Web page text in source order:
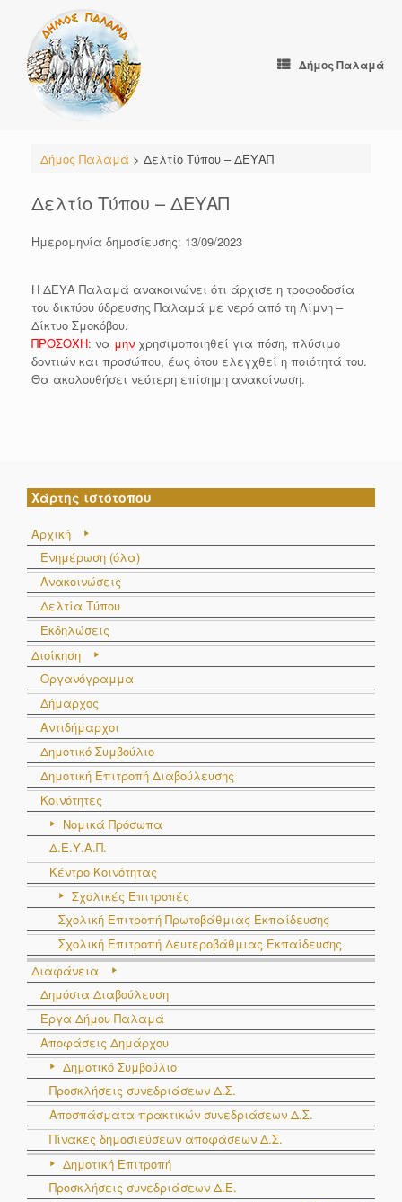
content
Δήμος Παλαμά
Δήμος Παλαμά > Δελτίο Τύπου – ΔΕΥΑΠ
Δελτίο Τύπου – ΔΕΥΑΠ
Ημερομηνία δημοσίευσης: 13/09/2023
Η ΔΕΥΑ Παλαμά ανακοινώνει ότι άρχισε η τροφοδοσία
του δικτύου ύδρευσης Παλαμά με νερό από τη Λίμνη –
Δίκτυο Σμοκόβου.
ΠΡΟΣΟΧΗ: να μην χρησιμοποιηθεί για πόση, πλύσιμο
δοντιών και προσώπου, έως ότου ελεγχθεί η ποιότητά του.
Θα ακολουθήσει νεότερη επίσημη ανακοίνωση.
Χάρτης ιστότοπου
Αρχική
Ενημέρωση (όλα)
Ανακοινώσεις
Δελτία Τύπου
Εκδηλώσεις
Διοίκηση
Οργανόγραμμα
Δήμαρχος
Αντιδήμαρχοι
Δημοτικό Συμβούλιο
Δημοτική Επιτροπή Διαβούλευσης
Κοινότητες
Νομικά Πρόσωπα
Δ.Ε.Υ.Α.Π.
Κέντρο Κοινότητας
Σχολικές Επιτροπές
Σχολική Επιτροπή Πρωτοβάθμιας Εκπαίδευσης
Σχολική Επιτροπή Δευτεροβάθμιας Εκπαίδευσης
Διαφάνεια
Δημόσια Διαβούλευση
Έργα Δήμου Παλαμά
Αποφάσεις Δημάρχου
Δημοτικό Συμβούλιο
Προσκλήσεις συνεδριάσεων Δ.Σ.
Αποσπάσματα πρακτικών συνεδριάσεων Δ.Σ.
Πίνακες δημοσιεύσεων αποφάσεων Δ.Σ.
Δημοτική Επιτροπή
Προσκλήσεις συνεδριάσεων Δ.Ε.